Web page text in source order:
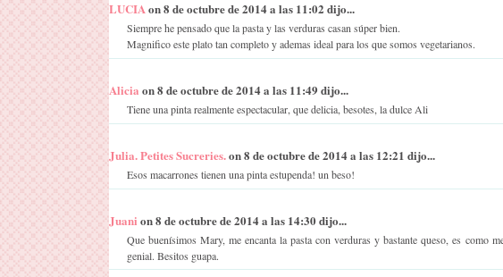
LUCIAon 8 de octubre de 2014 a las 11:02 dijo...
Siempre he pensado que la pasta y las verduras casan súper bien.
Magnifico este plato tan completo y ademas ideal para los que somos vegetarianos.
Alicia on 8 de octubre de 2014 a las 11:49 dijo...
Tiene una pinta realmente espectacular, que delicia, besotes, la dulce Ali
Julia. Petites Sucreries.on 8 de octubre de 2014 a las 12:21 dijo...
Esos macarrones tienen una pinta estupenda! un beso!
Juani on 8 de octubre de 2014 a las 14:30 dijo...
Que buenísimos Mary, me encanta la pasta con verduras y bastante queso, es como
genial. Besitos guapa.